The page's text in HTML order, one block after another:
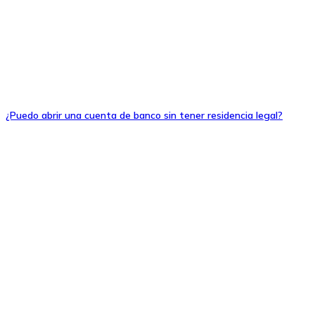
¿Puedo abrir una cuenta de banco sin tener residencia legal?